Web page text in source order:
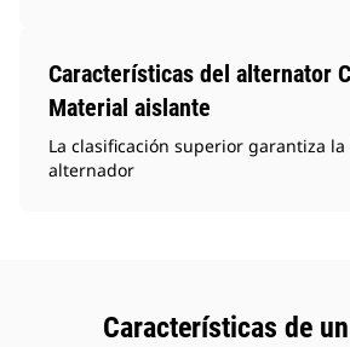
Características del alternator
Material aislante
La clasificación superior garantiza
alternador
Características de